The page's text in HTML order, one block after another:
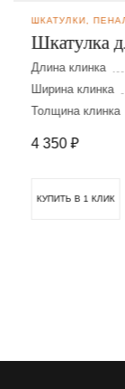
ШКАТУЛКИ,
Шкатулка
дуба и
Длина клинка
Ширина клинка
Толщина клинка
4 350 ₽
КУПИТЬ В 1 КЛИК